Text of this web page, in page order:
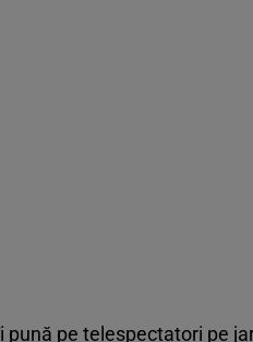
pună pe telespectatori pe